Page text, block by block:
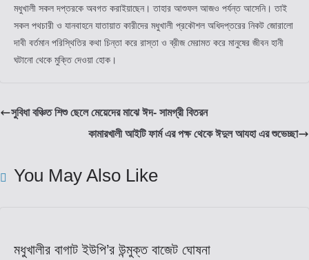
মধুখালী সকল দপ্তরকে অবগত করাইয়াছেন। তাহার আশুফল আজও পর্যন্ত আসেনি। তাই
সকল পথচারী ও যানবাহনে যাতায়াত কারীদের মধুখালী প্রকৌশল অধিদপ্তরের নিকট জোরালো
দাবী বর্তমান পরিস্থিতির কথা চিন্তা করে রাস্তা ও ব্রীজ মেরামত করে মানুষের জীবন হানী
ঘটানো থেকে মুক্তি দেওয়া হোক।
সুবিধা বঞ্চিত শিশু ছেলে মেয়েদের মাঝে ঈদ- সামগ্রী বিতরন
কামারখালী আইটি ফার্ম এর পক্ষ থেকে ঈদুল আযহা এর শুভেচ্ছা
You May Also Like
মধুখালীর বাগাট ইউপি’র উন্মুক্ত বাজেট ঘোষনা